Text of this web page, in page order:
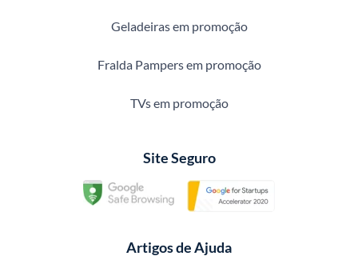
Geladeiras em promoção
Fralda Pampers em promoção
TVs em promoção
Site Seguro
Artigos de Ajuda